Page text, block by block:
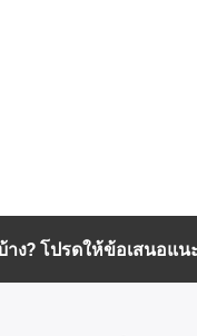
ง? โปรดให้ข้อเสนอแน